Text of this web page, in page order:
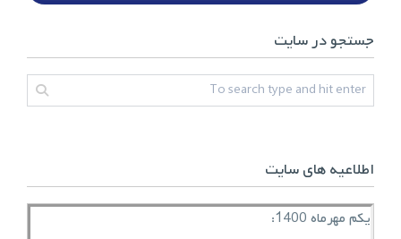
جستجو در سایت
اطلاعیه های سایت
یکم مهرماه 1400: